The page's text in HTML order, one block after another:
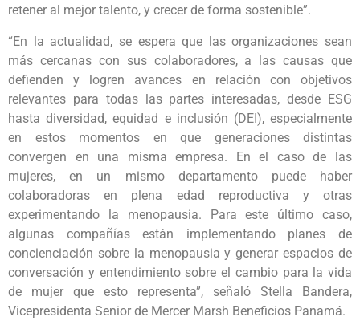
retener al mejor talento, y crecer de forma sostenible”.
“En la actualidad, se espera que las organizaciones sean
más cercanas con sus colaboradores, a las causas que
defienden y logren avances en relación con objetivos
relevantes para todas las partes interesadas, desde ESG
hasta diversidad, equidad e inclusión (DEI), especialmente
en estos momentos en que generaciones distintas
convergen en una misma empresa. En el caso de las
mujeres, en un mismo departamento puede haber
colaboradoras en plena edad reproductiva y otras
experimentando la menopausia. Para este último caso,
algunas compañías están implementando planes de
concienciación sobre la menopausia y generar espacios de
conversación y entendimiento sobre el cambio para la vida
de mujer que esto representa”, señaló Stella Bandera,
Vicepresidenta Senior de Mercer Marsh Beneficios Panamá.